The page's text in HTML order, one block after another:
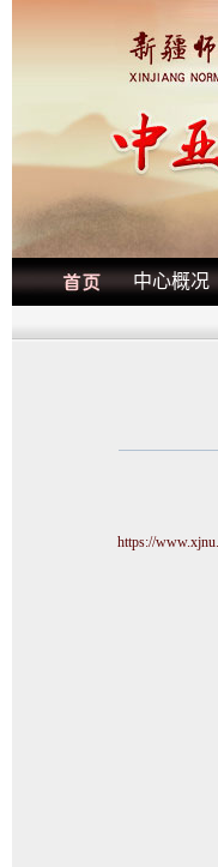
中心概况
https://